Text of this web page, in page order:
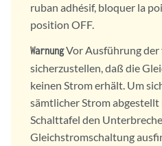
ruban adhésif, bloquer la
position OFF.
WarnungVor Ausführung der
sicherzustellen, daß die
keinen Strom erhält. Um
sämtlicher Strom abgestellt
Schalttafel den
Gleichstromschaltung